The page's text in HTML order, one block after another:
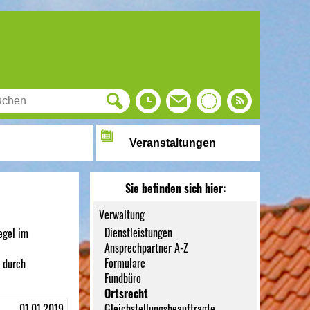
Veranstaltungen
im
Sie befinden sich hier:
Verwaltung
Dienstleistungen
Ansprechpartner A-Z
Formulare
Fundbüro
Ortsrecht